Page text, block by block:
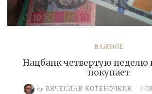
ВАЖНОЕ
Нацбанк четвертую неделю
покупает
by ВЯЧЕСЛАВ КОТЁНОЧКИН / 7